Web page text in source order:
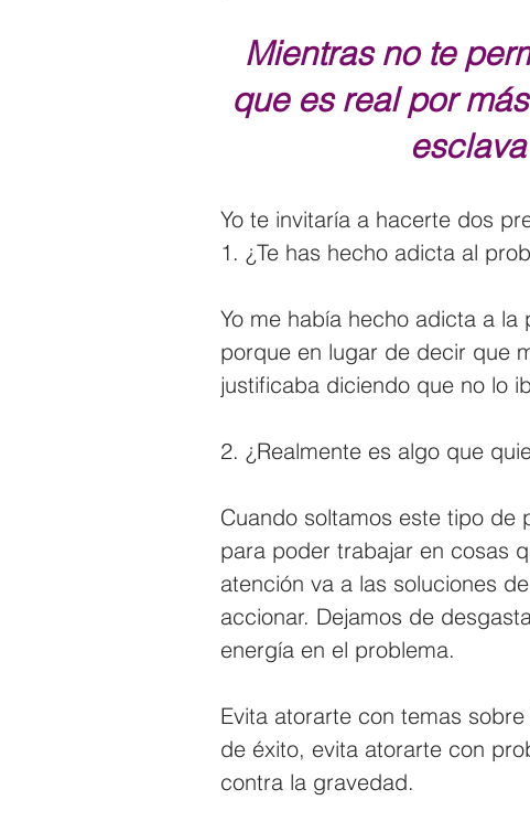
Mientras no te
que es real por
Yo te invitaría a hacerte dos
1. ¿Te has hecho adicta al
Yo me había hecho adicta a
porque en lugar de decir que
justificaba diciendo que no lo
2. ¿Realmente es algo que
Cuando soltamos este tipo de
para poder trabajar en cosas
atención va a las soluciones
accionar. Dejamos de
energía en el problema.
Evita atorarte con temas
de éxito, evita atorarte con
contra la gravedad.